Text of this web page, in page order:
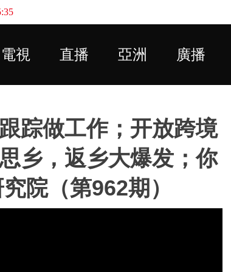
電視 直播 亞洲 廣播
踪做工作；开放跨境
乡，返乡大爆发；你
院（第962期）